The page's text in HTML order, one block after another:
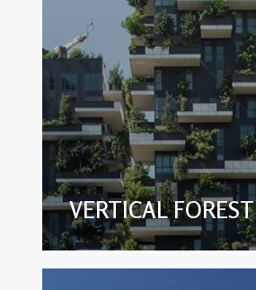
VERTICAL FOREST